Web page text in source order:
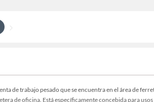
de trabajo pesado que se encuentra en el área de
de oficina. Está específicamente concebida para